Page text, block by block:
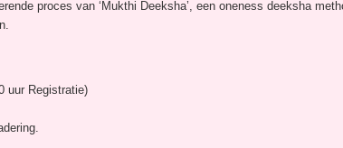
proces van ‘Mukthi Deeksha’, een oneness deeksha
uur Registratie)